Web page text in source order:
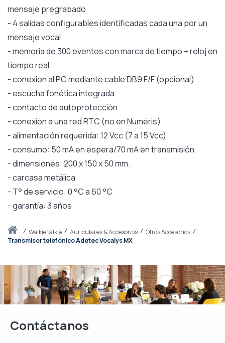
Inicio walkie talkie Auriculares & Accesorios
Otros Accesorios
Transmisor telefónico Adetec Vocalys MX
mensaje pregrabado
- 4 salidas configurables identificadas cada una por un
mensaje vocal
- memoria de 300 eventos con marca de tiempo + reloj en
tiempo real
- conexión al PC mediante cable DB9 F/F (opcional)
- escucha fonética integrada
- contacto de autoprotección
- conexión a una red RTC (no en Numéris)
- alimentación requerida: 12 Vcc (7 a 15 Vcc)
- consumo: 50 mA en espera/70 mA en transmisión
- dimensiones: 200 x 150 x 50 mm.
- carcasa metálica
- T° de servicio: 0 °C a 60 °C
- garantía: 3 años
Contáctanos